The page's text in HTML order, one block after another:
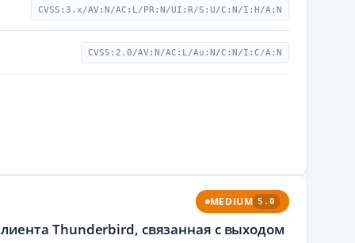
CVSS:3.x/AV:N/AC:L/PR:N/UI:R/S:U/C:N/I:H/A:N
CVSS:2.0/AV:N/AC:L/Au:N/C:N/I:C/A:N
MEDIUM 5.0
Thunderbird, связанная с выходом